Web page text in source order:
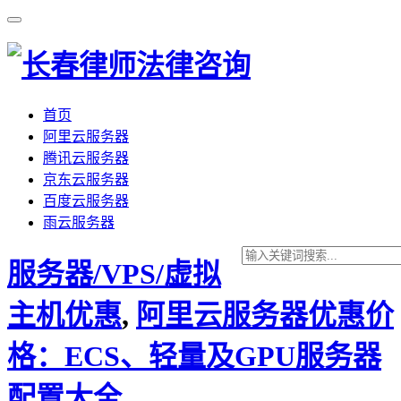
首页
阿里云服务器
腾讯云服务器
京东云服务器
百度云服务器
雨云服务器
服务器/VPS/虚拟
主机优惠, 阿里云服务器优惠价
格：ECS、轻量及GPU服务器